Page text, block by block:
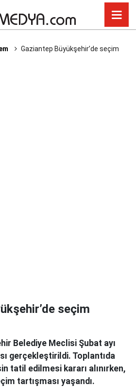
Gaziantep Büyükşehir’de seçim
seçim
Belediye Meclisi Şubat ayı
gerçekleştirildi. Toplantıda
tatil edilmesi kararı alınırken,
tartışması yaşandı.